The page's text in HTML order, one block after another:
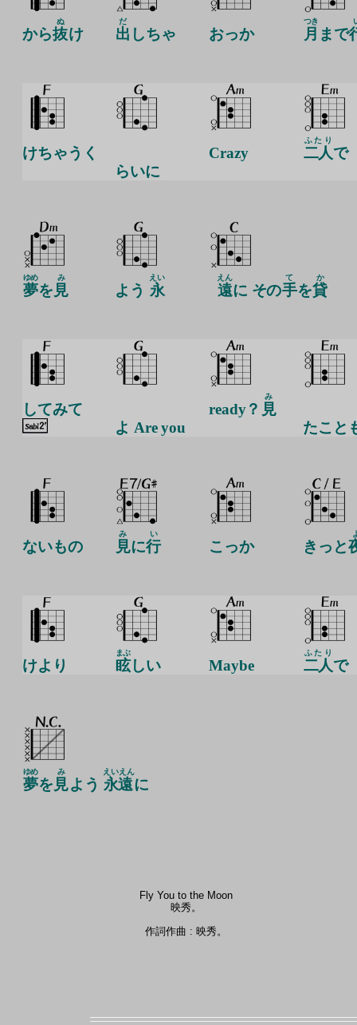
から抜
ぬ
け 出
だ
しちゃ おっか 月
つき
まで
けちゃうく
らいに
Crazy 二人
ふたり
で
夢
ゆめ
を 見
み
よう 永
えい
遠
えん
に その手
て
を貸
か
してみて
よ Are you
ready？ 見
み
たこと
ないもの 見
み
に行
い
こっか きっと
けより 眩
まぶ
しい Maybe 二人
ふたり
で
夢
ゆめ
を 見
み
よう 永遠
えいえん
に
Fly You to the Moon
映秀。
作詞作曲 : 映秀。